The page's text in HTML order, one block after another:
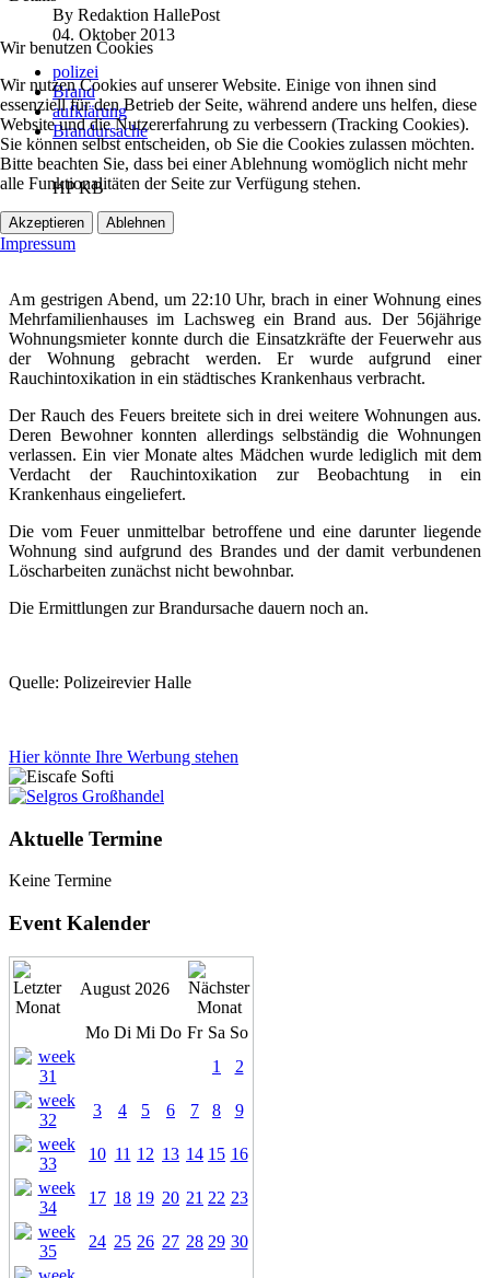
By Redaktion HallePost
04. Oktober 2013
polizei
Brand
aufklärung
Brandursache
HP KB
Brand
Am gestrigen Abend, um 22:10 Uhr, brach in einer Wohnung eines
Mehrfamilienhauses im Lachsweg ein Brand aus. Der 56jährige
Wohnungsmieter konnte durch die Einsatzkräfte der Feuerwehr aus
der Wohnung gebracht werden. Er wurde aufgrund einer
Rauchintoxikation in ein städtisches Krankenhaus verbracht.
Der Rauch des Feuers breitete sich in drei weitere Wohnungen aus.
Deren Bewohner konnten allerdings selbständig die Wohnungen
verlassen. Ein vier Monate altes Mädchen wurde lediglich mit dem
Verdacht der Rauchintoxikation zur Beobachtung in ein
Krankenhaus eingeliefert.
Die vom Feuer unmittelbar betroffene und eine darunter liegende
Wohnung sind aufgrund des Brandes und der damit verbundenen
Löscharbeiten zunächst nicht bewohnbar.
Die Ermittlungen zur Brandursache dauern noch an.
Quelle: Polizeirevier Halle
Hier könnte Ihre Werbung stehen
Aktuelle Termine
Keine Termine
Event Kalender
August 2026
Mo Di Mi Do Fr Sa So
1
2
3 4 5 6 7 8 9
10 11 12 13 14 15 16
17 18 19 20 21 22 23
24 25 26 27 28 29 30
Wir benutzen Cookies
Wir nutzen Cookies auf unserer Website. Einige von ihnen sind
essenziell für den Betrieb der Seite, während andere uns helfen, diese
Website und die Nutzererfahrung zu verbessern (Tracking Cookies).
Sie können selbst entscheiden, ob Sie die Cookies zulassen möchten.
Bitte beachten Sie, dass bei einer Ablehnung womöglich nicht mehr
alle Funktionalitäten der Seite zur Verfügung stehen.
Akzeptieren Ablehnen
Impressum